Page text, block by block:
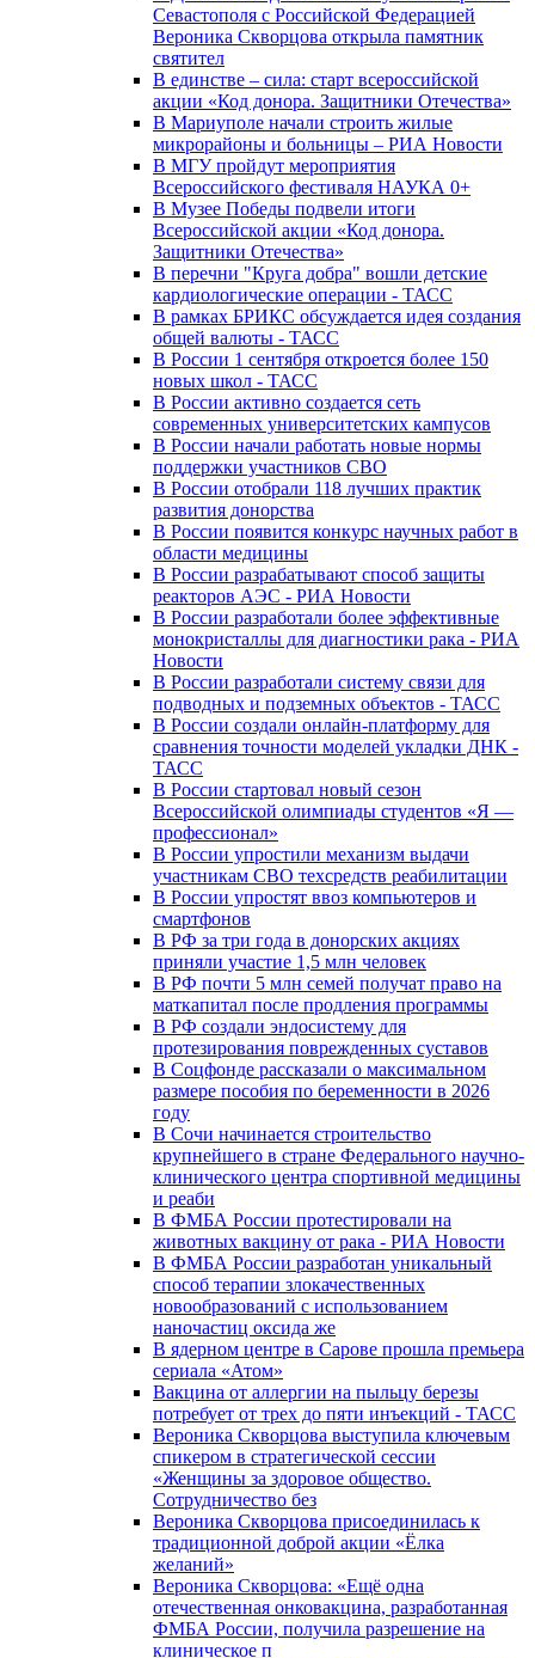
Севастополя с Российской Федерацией
Вероника Скворцова открыла памятник
святител
В единстве – сила: старт всероссийской
акции «Код донора. Защитники Отечества»
В Мариуполе начали строить жилые
микрорайоны и больницы – РИА Новости
В МГУ пройдут мероприятия
Всероссийского фестиваля НАУКА 0+
В Музее Победы подвели итоги
Всероссийской акции «Код донора.
Защитники Отечества»
В перечни "Круга добра" вошли детские
кардиологические операции - ТАСС
В рамках БРИКС обсуждается идея создания
общей валюты - ТАСС
В России 1 сентября откроется более 150
новых школ - ТАСС
В России активно создается сеть
современных университетских кампусов
В России начали работать новые нормы
поддержки участников СВО
В России отобрали 118 лучших практик
развития донорства
В России появится конкурс научных работ в
области медицины
В России разрабатывают способ защиты
реакторов АЭС - РИА Новости
В России разработали более эффективные
монокристаллы для диагностики рака - РИА
Новости
В России разработали систему связи для
подводных и подземных объектов - ТАСС
В России создали онлайн-платформу для
сравнения точности моделей укладки ДНК -
ТАСС
В России стартовал новый сезон
Всероссийской олимпиады студентов «Я —
профессионал»
В России упростили механизм выдачи
участникам СВО техсредств реабилитации
В России упростят ввоз компьютеров и
смартфонов
В РФ за три года в донорских акциях
приняли участие 1,5 млн человек
В РФ почти 5 млн семей получат право на
маткапитал после продления программы
В РФ создали эндосистему для
протезирования поврежденных суставов
В Соцфонде рассказали о максимальном
размере пособия по беременности в 2026
году
В Сочи начинается строительство
крупнейшего в стране Федерального научно-
клинического центра спортивной медицины
и реаби
В ФМБА России протестировали на
животных вакцину от рака - РИА Новости
В ФМБА России разработан уникальный
способ терапии злокачественных
новообразований с использованием
наночастиц оксида же
В ядерном центре в Сарове прошла премьера
сериала «Атом»
Вакцина от аллергии на пыльцу березы
потребует от трех до пяти инъекций - ТАСС
Вероника Скворцова выступила ключевым
спикером в стратегической сессии
«Женщины за здоровое общество.
Сотрудничество без
Вероника Скворцова присоединилась к
традиционной доброй акции «Ёлка
желаний»
Вероника Скворцова: «Ещё одна
отечественная онковакцина, разработанная
ФМБА России, получила разрешение на
клиническое п